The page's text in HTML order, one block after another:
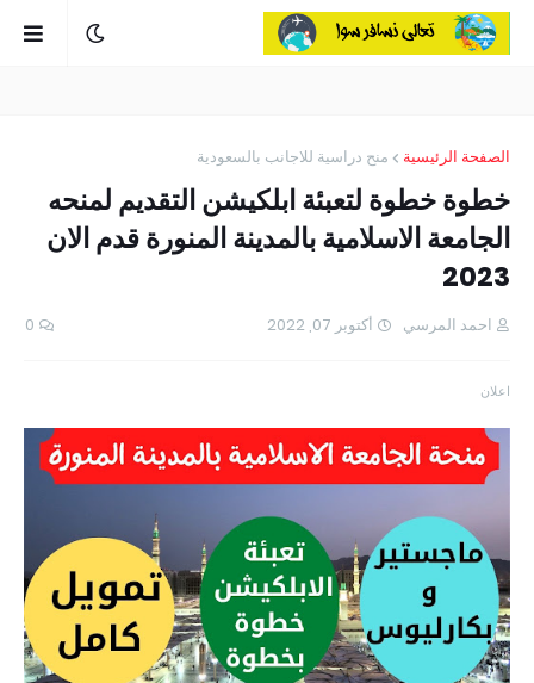
الصفحة الرئيسية منح دراسية للاجانب بالسعودية
خطوة خطوة لتعبئة ابلكيشن التقديم لمنحه
الجامعة الاسلامية بالمدينة المنورة قدم الان
2023
احمد المرسي أكتوبر 07, 2022 0
اعلان